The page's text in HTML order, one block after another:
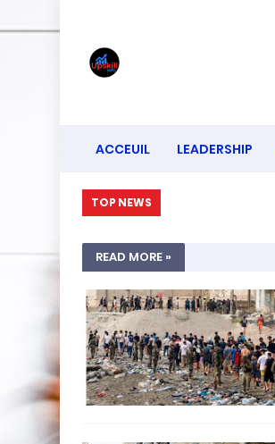
ACCEUIL LEADERSHIP
TOP NEWS
READ MORE »